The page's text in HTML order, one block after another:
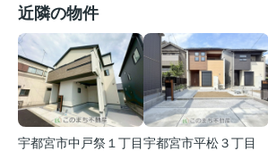
近隣の物件
宇都宮市中戸祭１丁目宇都宮市平松３丁目